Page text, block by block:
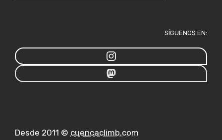
SÍGUENOS EN:
Desde 2011 © cuencaclimb.com